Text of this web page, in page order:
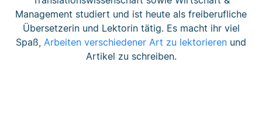
Management studiert und ist heute als freiberufliche
Übersetzerin und Lektorin tätig. Es macht ihr viel
Spaß, Arbeiten verschiedener Art zu lektorieren und
Artikel zu schreiben.